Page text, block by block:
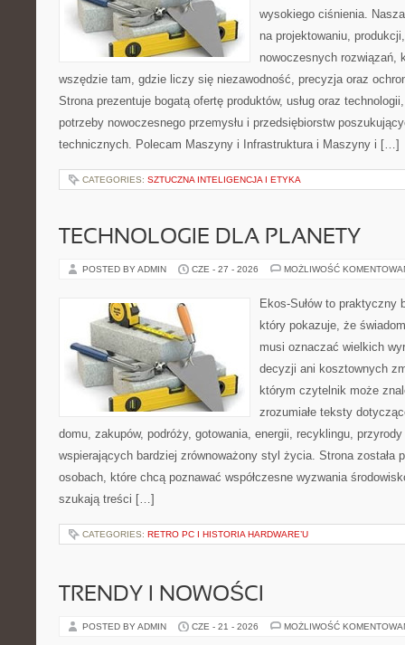
wysokiego ciśnienia.
na projektowaniu,
nowoczesnych rozwiązań,
wszędzie tam, gdzie liczy się niezawodność, precyzja oraz
Strona prezentuje bogatą ofertę produktów, usług oraz
potrzeby nowoczesnego przemysłu i przedsiębiorstw
technicznych. Polecam Maszyny i Infrastruktura i Maszyny i […]
CATEGORIES: SZTUCZNA INTELIGENCJA I ETYKA
TECHNOLOGIE DLA PLANETY
POSTED BY ADMIN CZE - 27 - 2026 MOŻLIWOŚĆ
Ekos-Sułów to praktyczny
który pokazuje, że
musi oznaczać wielkich
decyzji ani kosztownych
którym czytelnik może
zrozumiałe teksty
domu, zakupów, podróży, gotowania, energii, recyklingu,
wspierających bardziej zrównoważony styl życia. Strona została
osobach, które chcą poznawać współczesne wyzwania
szukają treści […]
CATEGORIES: RETRO PC I HISTORIA HARDWARE’U
TRENDY I NOWOŚCI
POSTED BY ADMIN CZE - 21 - 2026 MOŻLIWOŚĆ